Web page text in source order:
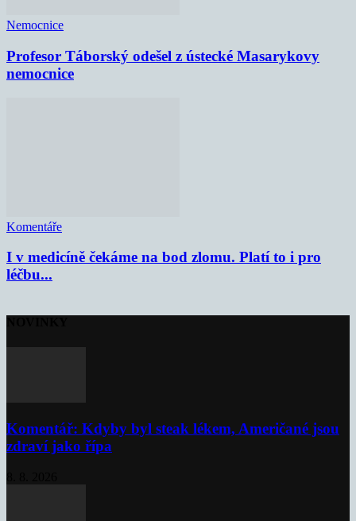
Nemocnice
Profesor Táborský odešel z ústecké Masarykovy
nemocnice
Komentáře
I v medicíně čekáme na bod zlomu. Platí to i pro
léčbu...
Komentář: Kdyby byl steak lékem, Američané jsou
zdraví jako řípa